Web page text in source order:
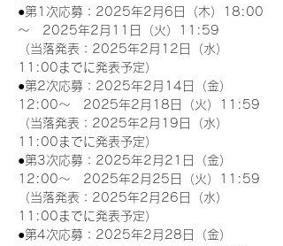
●第1次応募：2025年2月6日（木）18:00
～　2025年2月11日（火）11:59
（当落発表：2025年2月12日（水）
11:00までに発表予定）
●第2次応募：2025年2月14日（金）
12:00～　2025年2月18日（火）11:59
（当落発表：2025年2月19日（水）
11:00までに発表予定）
●第3次応募：2025年2月21日（金）
12:00～　2025年2月25日（火）11:59
（当落発表：2025年2月26日（水）
11:00までに発表予定）
●第4次応募：2025年2月28日（金）